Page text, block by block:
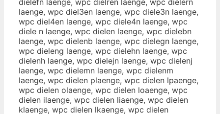
laenge, wpc diel3en laenge, wpc diele3n laenge,
wpc diel4en laenge, wpc diele4n laenge, wpc
diele n laenge, wpc dielen laenge, wpc dielebn
laenge, wpc dielenb laenge, wpc dielegn laenge,
wpc dieleng laenge, wpc dielehn laenge, wpc
dielenh laenge, wpc dielejn laenge, wpc dielenj
laenge, wpc dielemn laenge, wpc dielenm
laenge, wpc dielen plaenge, wpc dielen lpaenge,
wpc dielen olaenge, wpc dielen loaenge, wpc
dielen ilaenge, wpc dielen liaenge, wpc dielen
klaenge, wpc dielen lkaenge, wpc dielen